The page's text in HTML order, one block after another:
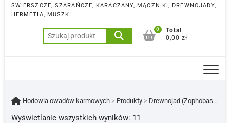
ŚWIERSZCZE, SZARAŃCZE, KARACZANY, MĄCZNIKI, DREWNOJADY,
HERMETIA, MUSZKI.
Szukaj:
0
Total
0,00 zł
Hodowla owadów karmowych> Produkty> Drewnojad (Zophobas morio)
Wyświetlanie wszystkich wyników: 11